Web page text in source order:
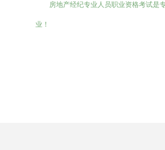
房地产经纪专业人员职业资格考试是
业！